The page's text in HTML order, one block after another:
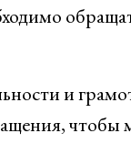
и
чтобы